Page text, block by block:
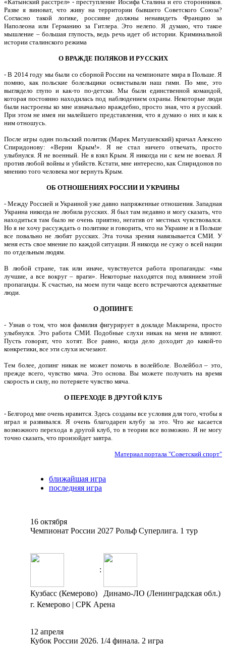
«Катынский расстрел» - преступление Иосифа Сталина и его сторонников.
Разве я виноват, что живу на территории бывшего Советского Союза?
Согласно такой логике, россияне должны ненавидеть Францию за
Наполеона или Германию за Гитлера. Это нелепо. Я думаю, что такое
мышление – большая глупость, ведь речь идет об истории. Криминальной
истории сталинского режима
О ВРАЖДЕ ПОЛЯКОВ И РУССКИХ
- В 2014 году мы были со сборной России на чемпионате мира в Польше. Я
помню, как польские болельщики освистывали наш гимн. По мне, это
выглядело глупо и как-то по-детски. Мы были единственной командой,
которая постоянно находилась под наблюдением охраны. Некоторые люди
были настроены ко мне изначально враждебно, просто зная, что я русский.
При этом не имея ни малейшего представления, что я думаю о них и как к
ним отношусь.
После игры один польский политик (Марек Матушевский) кричал Алексею
Спиридонову: «Верни Крым!». Я не стал ничего отвечать, просто
улыбнулся. Я не военный. Не я взял Крым. Я никогда ни с кем не воевал. Я
против любой войны и убийств. Кстати, мне интересно, как Спиридонов по
мнению того человека мог вернуть Крым.
ОБ ОТНОШЕНИЯХ РОССИИ И УКРАИНЫ
- Между Россией и Украиной уже давно напряженные отношения. Западная
Украина никогда не любила русских. Я был там недавно и могу сказать, что
находиться там было не очень приятно, негатив от местных чувствовался.
Но я не хочу рассуждать о политике и говорить, что на Украине и в Польше
все повально не любят русских. Эта точка зрения навязывается СМИ. У
меня есть свое мнение по каждой ситуации. Я никогда не сужу о всей нации
по отдельным людям.
В любой стране, так или иначе, чувствуется работа пропаганды: «мы
лучшие, а все вокруг – враги». Некоторые находятся под влиянием этой
пропаганды. К счастью, на моем пути чаще всего встречаются адекватные
люди.
О ДОПИНГЕ
- Узнав о том, что моя фамилия фигурирует в докладе Макларена, просто
улыбнулся. Это работа СМИ. Подобные слухи никак на меня не влияют.
Пусть говорят, что хотят. Все равно, когда дело доходит до какой-то
конкретики, все эти слухи исчезают.
Тем более, допинг никак не может помочь в волейболе. Волейбол – это,
прежде всего, чувство мяча. Это основа. Вы можете получить на время
скорость и силу, но потеряете чувство мяча.
О ПЕРЕХОДЕ В ДРУГОЙ КЛУБ
- Белгород мне очень нравится. Здесь созданы все условия для того, чтобы я
играл и развивался. Я очень благодарен клубу за это. Что же касается
возможного перехода в другой клуб, то в теории все возможно. Я не могу
точно сказать, что произойдет завтра.
Материал портала "Советский спорт"
ближайшая игра
последняя игра
16 октября
Чемпионат России 2027 Рольф Суперлига. 1 тур
:
Кузбасс (Кемерово)
Динамо-ЛО (Ленинградская обл.)
г. Кемерово | СРК Арена
12 апреля
Кубок России 2026. 1/4 финала. 2 игра